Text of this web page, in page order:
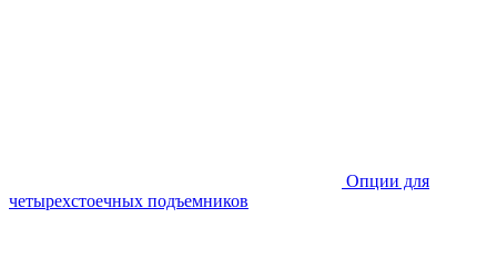
Опции для
четырехстоечных подъемников